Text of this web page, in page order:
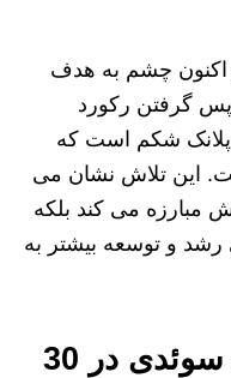
اکنون چشم به هدف
گرفتن رکورد
پلانک شکم است که
این تلاش نشان می‌
مبارزه می‌ کند بلکه
رشد و توسعه‌ بیشتر به
رکورد بیشترین شنای سوئدی در 30